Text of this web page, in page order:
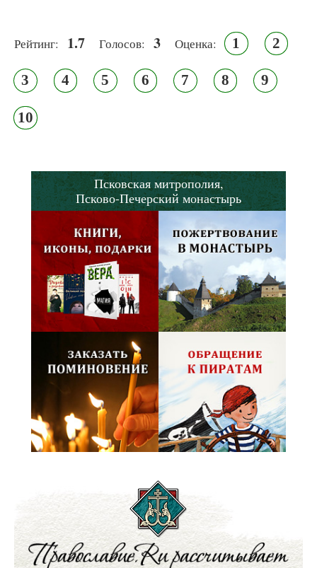
Рейтинг: 1.7 Голосов: 3 Оценка: 1 2
3 4 5 6 7 8 9
10
Псковская митрополия,
Псково-Печерский монастырь